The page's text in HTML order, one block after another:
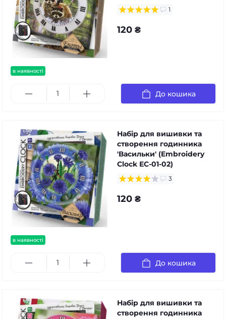
в наявності
1
120 ₴
До кошика
в наявності
Набір для вишивки та
створення годинника
'Васильки' (Embroidery
Clock ЕС-01-02)
3
120 ₴
До кошика
Набір для вишивки та
створення годинника